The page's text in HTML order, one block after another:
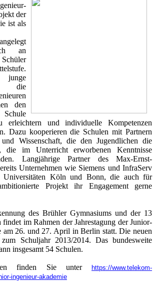
der
ist als
an
die
den
erleichtern und individuelle Kompetenzen
Dazu kooperieren die Schulen mit Partnern
Wissenschaft, die den Jugendlichen die
die im Unterricht erworbenen Kenntnisse
Langjährige Partner des Max-Ernst-
Unternehmen wie Siemens und InfraServ
Universitäten Köln und Bonn, die auch für
Projekt ihr Engagement gerne
des Brühler Gymnasiums und der 13
im Rahmen der Jahrestagung der Junior-
am 26. und 27. April in Berlin statt. Die neuen
Schuljahr 2013/2014. Das bundesweite
insgesamt 54 Schulen.
finden Sie unter https://www.telekom-
ingenieur-akademie